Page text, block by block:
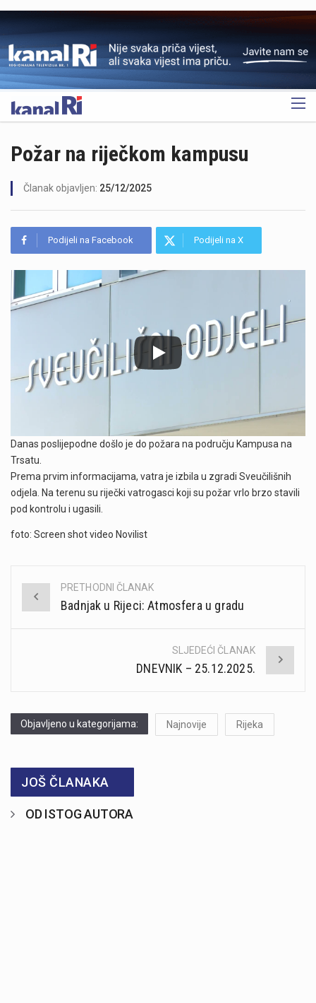
OGLAS
Požar na riječkom kampusu
Članak objavljen: 25/12/2025
Podijeli na Facebook Podijeli na X
Danas poslijepodne došlo je do požara na području Kampusa na
Trsatu.
Prema prvim informacijama, vatra je izbila u zgradi Sveučilišnih
odjela. Na terenu su riječki vatrogasci koji su požar vrlo brzo stavili
pod kontrolu i ugasili.
foto: Screen shot video Novilist
Post
navigation
PRETHODNI ČLANAK
Badnjak u Rijeci: Atmosfera u gradu
SLJEDEĆI ČLANAK
DNEVNIK – 25.12.2025.
Objavljeno u kategorijama: Najnovije Rijeka
JOŠ ČLANAKA
OD ISTOG AUTORA